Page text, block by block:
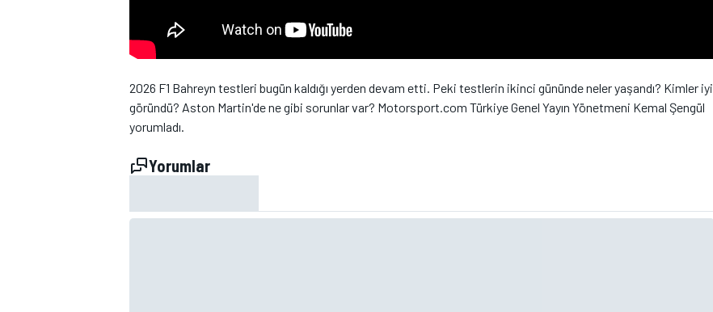
2026 F1 Bahreyn testleri bugün kaldığı yerden devam etti. Peki testlerin ikinci gününde neler yaşandı? Kimler iyi
göründü? Aston Martin'de ne gibi sorunlar var? Motorsport.com Türkiye Genel Yayın Yönetmeni Kemal Şengül
yorumladı.
Yorumlar